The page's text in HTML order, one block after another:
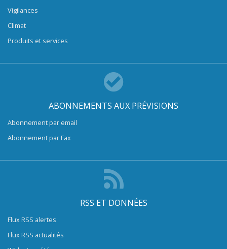
Vigilances
Climat
Produits et services
ABONNEMENTS AUX PRÉVISIONS
Abonnement par email
Abonnement par Fax
RSS ET DONNÉES
Flux RSS alertes
Flux RSS actualités